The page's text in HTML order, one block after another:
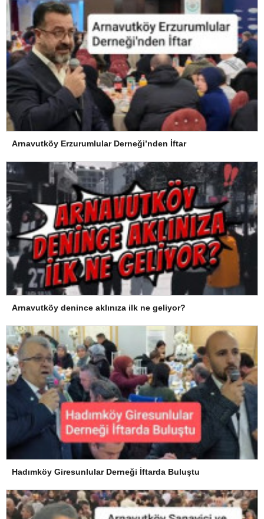
Arnavutköy Erzurumlular Derneği’nden İftar
Arnavutköy denince aklınıza ilk ne geliyor?
Hadımköy Giresunlular Derneği İftarda Buluştu